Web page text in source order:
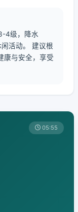
4级，降水
活动。 建议根
康与安全，享受
05:55